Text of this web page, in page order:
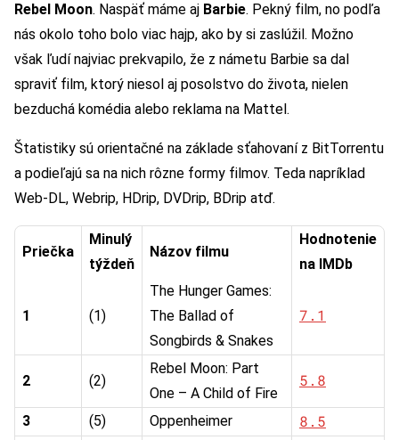
Rebel Moon. Naspäť máme aj Barbie. Pekný film, no podľa
nás okolo toho bolo viac hajp, ako by si zaslúžil. Možno
však ľudí najviac prekvapilo, že z námetu Barbie sa dal
spraviť film, ktorý niesol aj posolstvo do života, nielen
bezduchá komédia alebo reklama na Mattel.
Štatistiky sú orientačné na základe sťahovaní z BitTorrentu
a podieľajú sa na nich rôzne formy filmov. Teda napríklad
Web-DL, Webrip, HDrip, DVDrip, BDrip atď.
Priečka
Minulý
týždeň
Názov filmu
Hodnotenie
na IMDb
1 (1)
The Hunger Games:
The Ballad of
Songbirds & Snakes
7.1
2 (2)
Rebel Moon: Part
One – A Child of Fire
5.8
3 (5) Oppenheimer 8.5